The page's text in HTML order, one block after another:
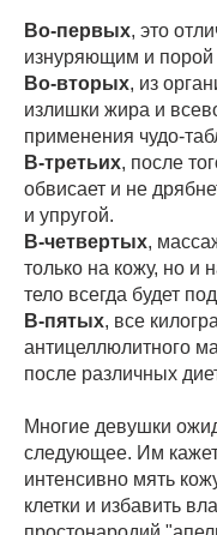
Во-первых, это
изнуряющим и
Во-вторых, из
излишки жира и
применения чудо-
В-третьих, после
обвисает и не
и упругой.
В-четвертых,
только на кожу, но
тело всегда будет
В-пятых, все
антицеллюлитного
после различных
Многие девушки
следующее. Им
интенсивно мять
клетки и избавить